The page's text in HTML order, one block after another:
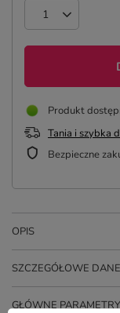
Produkt
Tania i szybka
Bezpieczne
OPIS
SZCZEGÓŁOWE DANE
GŁÓWNE PARAMETRY